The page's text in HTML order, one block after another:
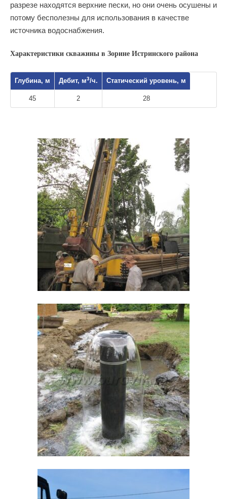
разрезе находятся верхние пески, но они очень осушены и
потому бесполезны для использования в качестве
источника водоснабжения.
Характеристики скважины в Зорине Истринского района
Глубина, м Дебит, м3/ч. Статический уровень, м
45 2 28